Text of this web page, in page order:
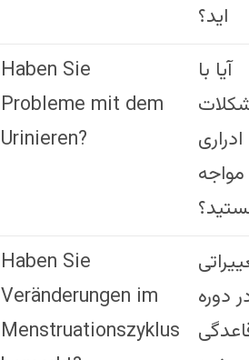
اید؟
Haben Sie
Probleme mit dem
Urinieren?
آیا با
ادراری
مواجه
Haben Sie
Veränderungen im
Menstruationszyklus
دوره